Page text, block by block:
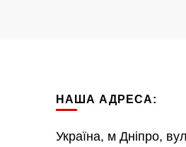
НАША АДРЕСА:
Україна, м Дніпро,